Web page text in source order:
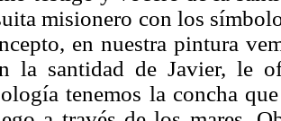
misionero con los
en nuestra pintura
la santidad de Javier, le
tenemos la concha